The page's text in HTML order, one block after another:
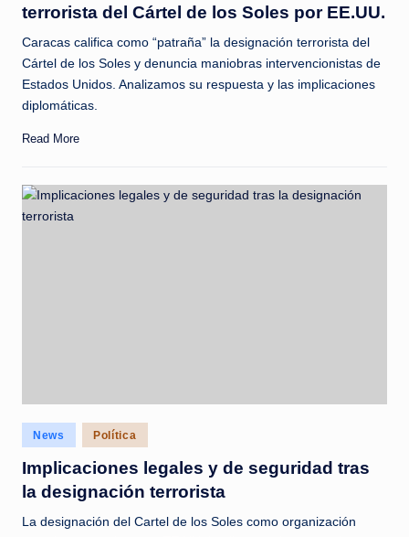
terrorista del Cártel de los Soles por EE.UU.
Caracas califica como “patraña” la designación terrorista del
Cártel de los Soles y denuncia maniobras intervencionistas de
Estados Unidos. Analizamos su respuesta y las implicaciones
diplomáticas.
Read More
Posted
in
News Política
Implicaciones legales y de seguridad tras
la designación terrorista
La designación del Cartel de los Soles como organización